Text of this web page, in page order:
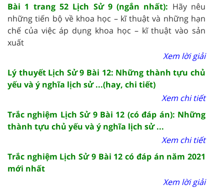
Bài 1 trang 52 Lịch Sử 9 (ngắn nhất): Hãy nêu
những tiến bộ về khoa học – kĩ thuật và những hạn
chế của việc áp dụng khoa học – kĩ thuật vào sản
xuất
Xem lời giải
Lý thuyết Lịch Sử 9 Bài 12: Những thành tựu chủ
yếu và ý nghĩa lịch sử ...(hay, chi tiết)
Xem chi tiết
Trắc nghiệm Lịch Sử 9 Bài 12 (có đáp án): Những
thành tựu chủ yếu và ý nghĩa lịch sử ...
Xem chi tiết
Trắc nghiệm Lịch Sử 9 Bài 12 có đáp án năm 2021
mới nhất
Xem lời giải